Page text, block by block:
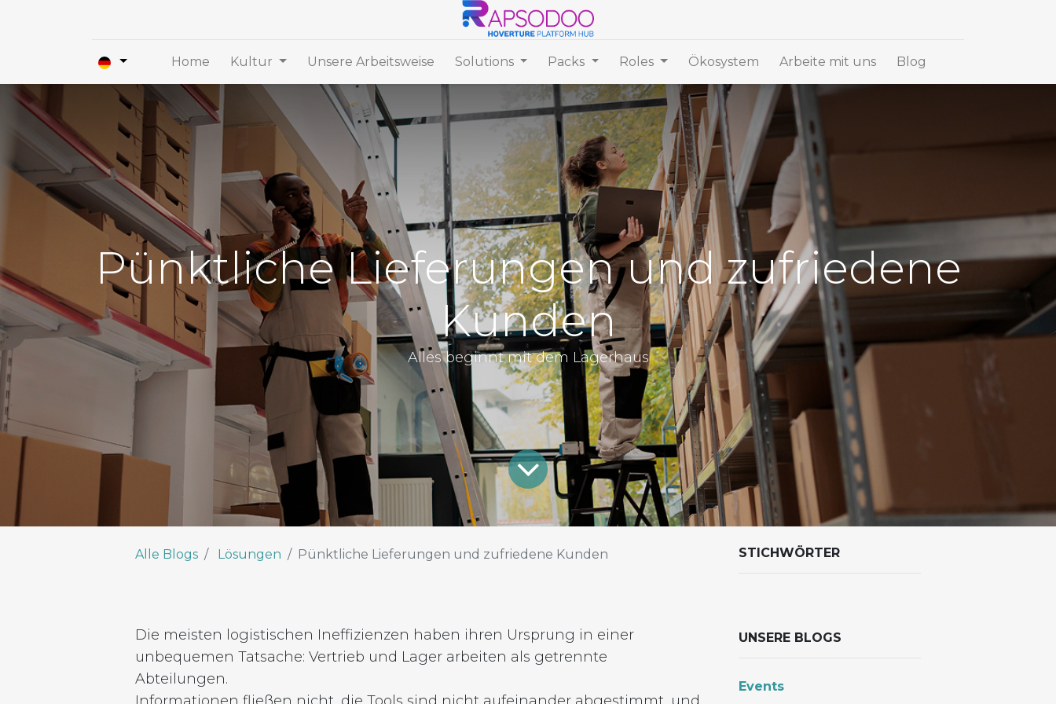
Home Kultur Unsere Arbeitsweise Solutions Packs Roles Ökosystem Arbeite mit uns Blog
Pünktliche Lieferungen und zufriedene
Kunden
Alles beginnt mit dem Lagerhaus
Alle Blogs Lösungen Pünktliche Lieferungen und zufriedene Kunden
Die meisten logistischen Ineffizienzen haben ihren Ursprung in einer
unbequemen Tatsache: Vertrieb und Lager arbeiten als getrennte
Abteilungen.
STICHWÖRTER
UNSERE BLOGS
Events